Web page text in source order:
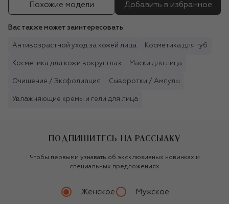
Похожие модели Добавить в избранное
Вас также может заинтересовать
Антивозрастной уход за кожей лица Косметика для губ
Косметика для кожи вокруг глаз Маски для лица
Очищение / Эксфолиация Сыворотки / Ампулы
Увлажняющие кремы и гели для лица
ПОДПИШИТЕСЬ НА РАССЫЛКУ
Чтобы первыми узнавать об эксклюзивных новинках и
специальных предложениях
Женское Мужское